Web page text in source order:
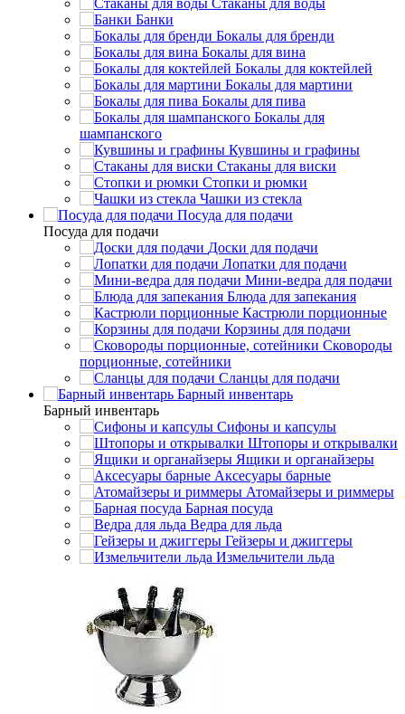
Банки
Бокалы для бренди
Бокалы для вина
Бокалы для коктейлей
Бокалы для мартини
Бокалы для пива
Бокалы для
шампанского
Кувшины и графины
Стаканы для виски
Стопки и рюмки
Чашки из стекла
Посуда для подачи
Посуда для подачи
Доски для подачи
Лопатки для подачи
Мини-ведра для подачи
Блюда для запекания
Кастрюли порционные
Корзины для подачи
Сковороды
порционные, сотейники
Сланцы для подачи
Барный инвентарь
Барный инвентарь
Сифоны и капсулы
Штопоры и открывалки
Ящики и органайзеры
Аксесуары барные
Атомайзеры и риммеры
Барная посуда
Ведра для льда
Гейзеры и джиггеры
Измельчители льда